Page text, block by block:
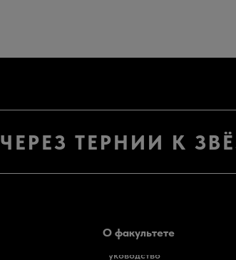
ЧЕРЕЗ ТЕРНИИ К
О факультете
Руководство